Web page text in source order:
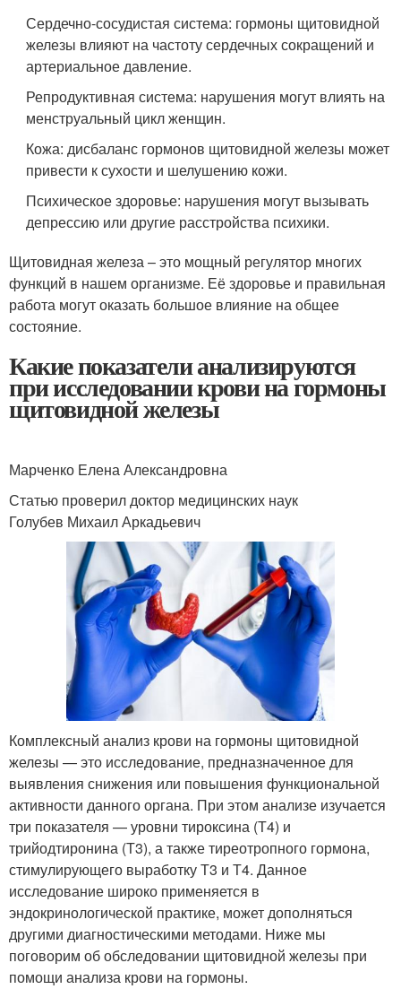
Сердечно-сосудистая система: гормоны щитовидной
железы влияют на частоту сердечных сокращений и
артериальное давление.
Репродуктивная система: нарушения могут влиять на
менструальный цикл женщин.
Кожа: дисбаланс гормонов щитовидной железы может
привести к сухости и шелушению кожи.
Психическое здоровье: нарушения могут вызывать
депрессию или другие расстройства психики.
Щитовидная железа – это мощный регулятор многих
функций в нашем организме. Её здоровье и правильная
работа могут оказать большое влияние на общее
состояние.
Какие показатели анализируются
при исследовании крови на гормоны
щитовидной железы
Марченко Елена Александровна
Статью проверил доктор медицинских наук
Голубев Михаил Аркадьевич
Комплексный анализ крови на гормоны щитовидной
железы — это исследование, предназначенное для
выявления снижения или повышения функциональной
активности данного органа. При этом анализе изучается
три показателя — уровни тироксина (Т4) и
трийодтиронина (Т3), а также тиреотропного гормона,
стимулирующего выработку Т3 и Т4. Данное
исследование широко применяется в
эндокринологической практике, может дополняться
другими диагностическими методами. Ниже мы
поговорим об обследовании щитовидной железы при
помощи анализа крови на гормоны.